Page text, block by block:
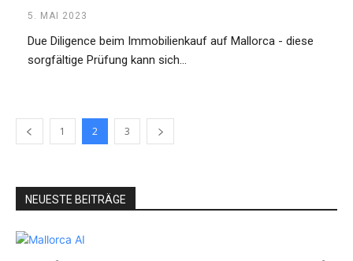
5. MAI 2023
Due Diligence beim Immobilienkauf auf Mallorca - diese
sorgfältige Prüfung kann sich...
1 2 3
NEUESTE BEITRÄGE